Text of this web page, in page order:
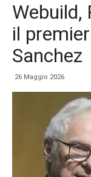
Webuild,
il
Sanchez
26 Maggio 2026